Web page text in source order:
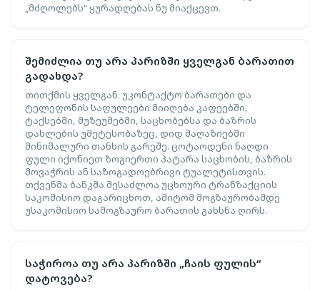
„მძღოლებს“ ყურადღებას ნუ მიაქცევთ.
შემიძლია თუ არა პარიზში ყველგან ბარათით
გადახდა?
თითქმის ყველგან. უკონტაქტო ბარათები და
ტელეფონის საფულეები მიიღება კაფეებში,
ტაქსებში, მუზეუმებში, საცხობებსა და ბაზრის
დახლების უმეტესობაზეც, დიდ მაღაზიებში
მინიმალური თანხის გარეშე. ცოტაოდენი ნაღდი
ფული იქონიეთ ზოგიერთი პატარა საცხობის, ბაზრის
მოვაჭრის ან საზოგადოებრივი ტუალეტისთვის.
თქვენმა ბანკმა შესაძლოა უცხოური ტრანზაქციის
საკომისიო დაგარიცხოთ, ამიტომ მოგზაურობამდე
უსაკომისიო სამოგზაურო ბარათის გახსნა ღირს.
საჭიროა თუ არა პარიზში „ჩაის ფულის“
დატოვება?